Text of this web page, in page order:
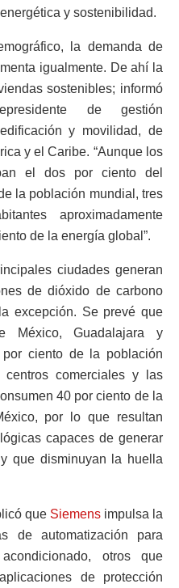
y sostenibilidad.
la demanda de
igualmente. De ahí la
sostenibles; informó
de gestión
y movilidad, de
y el Caribe. “Aunque los
el dos por ciento del
la población mundial, tres
aproximadamente
de la energía global”.
ciudades generan
de dióxido de carbono
excepción. Se prevé que
México, Guadalajara y
ciento de la población
comerciales y las
40 por ciento de la
por lo que resultan
capaces de generar
que disminuyan la huella
que Siemensimpulsa la
de automatización para
otros que
de protección